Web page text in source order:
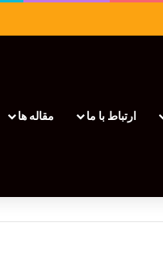
ارتباط با ما مقاله ها